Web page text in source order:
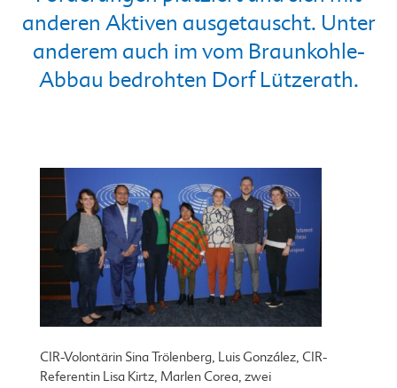
anderen Aktiven ausgetauscht. Unter
anderem auch im vom Braunkohle-
Abbau bedrohten Dorf Lützerath.
CIR-Volontärin Sina Trölenberg, Luis González, CIR-
Referentin Lisa Kirtz, Marlen Corea, zwei